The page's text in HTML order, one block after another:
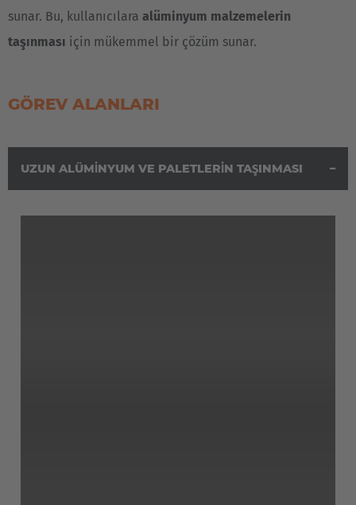
sunar. Bu, kullanıcılara alüminyum malzemelerin
taşınması için mükemmel bir çözüm sunar.
GÖREV ALANLARI
UZUN ALÜMINYUM VE PALETLERIN TAŞINMASI